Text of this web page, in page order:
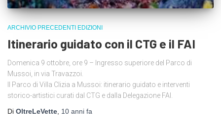
ARCHIVIO PRECEDENTI EDIZIONI
Itinerario guidato con il CTG e il FAI
Domenica 9 ottobre, ore 9 – Ingresso superiore del Parco di
Mussoi, in via Travazzoi.
Il Parco di Villa Clizia a Mussoi: itinerario guidato e interventi
storico-artistici curati dal CTG e dalla Delegazione FAI.
Di OltreLeVette, 10 anni fa